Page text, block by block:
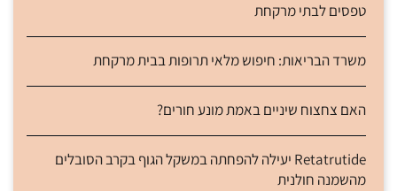
טפסים לבתי מרקחת
משרד הבריאות: חיפוש מלאי תרופות בבית מרקחת
האם צחצוח שיניים באמת מונע חורים?
Retatrutide יעילה להפחתה במשקל הגוף בקרב הסובלים
מהשמנה חולנית